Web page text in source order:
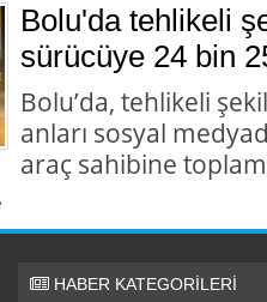
Bolu'da tehlikeli
sürücüye 24 bin
Bolu’da, tehlikeli
anları sosyal
araç sahibine
HABER KATEGORİLERİ